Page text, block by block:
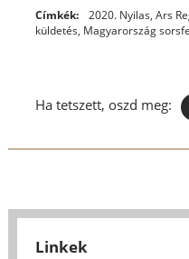
Címkék: 2020. Nyilas, Ars
küldetés, Magyarország
Ha tetszett, oszd meg:
Linkek